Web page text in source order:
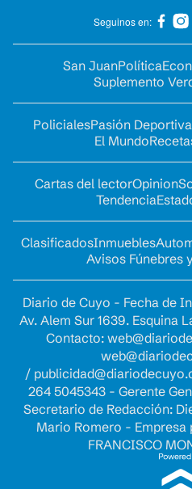
Seguinos en:
San JuanPolítica
Suplemento
PolicialesPasión Deportiva
El Mundo
Cartas del lectorOpinion
Tendencia
ClasificadosInmuebles
Avisos Fúnebres
Diario de Cuyo - Fecha de
Av. Alem Sur 1639. Esquina
Contacto:
/
264 5045343 - Gerente
Secretario de Redacción:
Mario Romero -
FRANCISCO